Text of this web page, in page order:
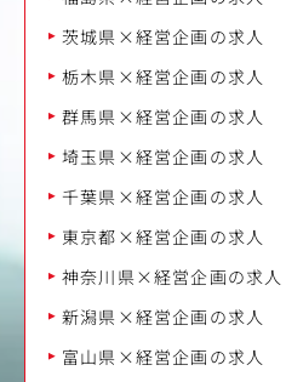
茨城県×経営企画の求人
栃木県×経営企画の求人
群馬県×経営企画の求人
埼玉県×経営企画の求人
千葉県×経営企画の求人
東京都×経営企画の求人
神奈川県×経営企画の求人
新潟県×経営企画の求人
富山県×経営企画の求人